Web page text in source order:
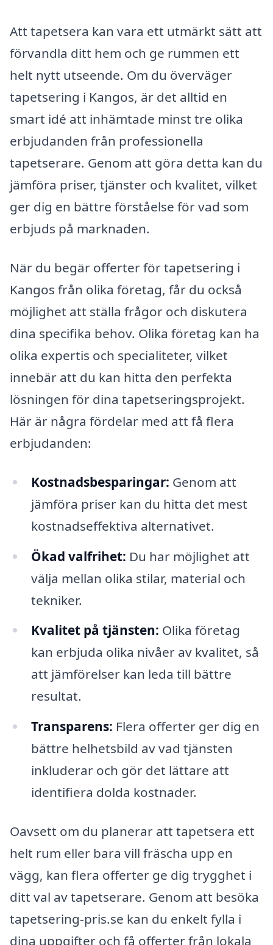
Att tapetsera kan vara ett utmärkt sätt att
förvandla ditt hem och ge rummen ett
helt nytt utseende. Om du överväger
tapetsering i Kangos, är det alltid en
smart idé att inhämtade minst tre olika
erbjudanden från professionella
tapetserare. Genom att göra detta kan du
jämföra priser, tjänster och kvalitet, vilket
ger dig en bättre förståelse för vad som
erbjuds på marknaden.
När du begär offerter för tapetsering i
Kangos från olika företag, får du också
möjlighet att ställa frågor och diskutera
dina specifika behov. Olika företag kan ha
olika expertis och specialiteter, vilket
innebär att du kan hitta den perfekta
lösningen för dina tapetseringsprojekt.
Här är några fördelar med att få flera
erbjudanden:
Kostnadsbesparingar: Genom att
jämföra priser kan du hitta det mest
kostnadseffektiva alternativet.
Ökad valfrihet: Du har möjlighet att
välja mellan olika stilar, material och
tekniker.
Kvalitet på tjänsten: Olika företag
kan erbjuda olika nivåer av kvalitet, så
att jämförelser kan leda till bättre
resultat.
Transparens: Flera offerter ger dig en
bättre helhetsbild av vad tjänsten
inkluderar och gör det lättare att
identifiera dolda kostnader.
Oavsett om du planerar att tapetsera ett
helt rum eller bara vill fräscha upp en
vägg, kan flera offerter ge dig trygghet i
ditt val av tapetserare. Genom att besöka
tapetsering-pris.se kan du enkelt fylla i
dina uppgifter och få offerter från lokala